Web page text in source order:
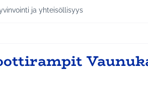
Etelä-Tuusulan kylät
tulokset teeman mukaan: Hyvinvointi ja
ja yhteisöllisyys